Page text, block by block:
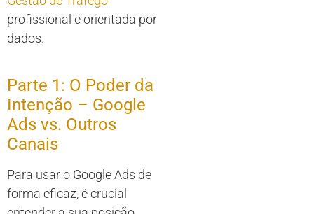
profissional e orientada por
dados.
Parte 1: O Poder da
Intenção – Google
Ads vs. Outros
Canais
Para usar o Google Ads de
forma eficaz, é crucial